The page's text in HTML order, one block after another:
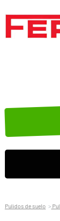
Pulidos de suelo